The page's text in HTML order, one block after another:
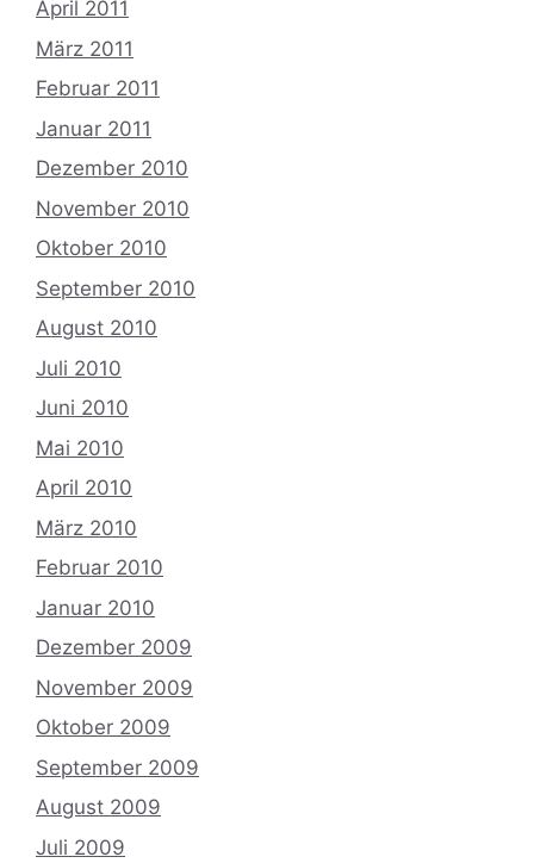
April 2011
März 2011
Februar 2011
Januar 2011
Dezember 2010
November 2010
Oktober 2010
September 2010
August 2010
Juli 2010
Juni 2010
Mai 2010
April 2010
März 2010
Februar 2010
Januar 2010
Dezember 2009
November 2009
Oktober 2009
September 2009
August 2009
Juli 2009